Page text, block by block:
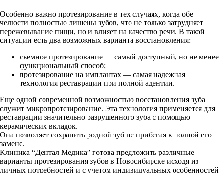
Особенно важно протезирование в тех случаях, когда обе
челюсти полностью лишены зубов, что не только затрудняет
пережевывание пищи, но и влияет на качество речи. В такой
ситуации есть два возможных варианта восстановления:
съемное протезирование — самый доступный, но не менее
функциональный способ;
протезирование на имплантах — самая надежная
технология реставрации при полной адентии.
Еще одной современной возможностью восстановления зуба
служит микропротезирование. Эта технология применяется для
реставрации значительно разрушенного зуба с помощью
керамических вкладок.
Она позволяет сохранить родной зуб не прибегая к полной его
замене.
Клиника “Дентал Медика” готова предложить различные
варианты протезирования зубов в Новосибирске исходя из
личных потребностей и с учетом индивидуальных особенностей